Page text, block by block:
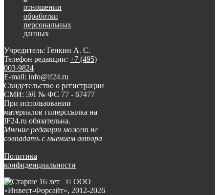
отношении
обработки
персональных
данных
Учредитель: Генкин А. С.
Телефон редакции: +7 (495)
003-9824
E-mail: info@if24.ru
Свидетельство о регистрации
СМИ: ЭЛ № ФС 77 - 67477
При использовании
материалов гиперссылка на
IF24.ru обязательна.
Мнение редакции может не
совпадать с мнением автора
Политика
конфиденциальности
© ООО
«Инвест-Форсайт», 2012-2026